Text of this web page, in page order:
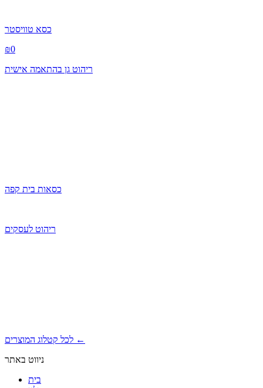
כסא טוויסטר
₪0
ריהוט גן בהתאמה אישית
כסאות בית קפה
ריהוט לעסקים
←
ניווט באתר
בית